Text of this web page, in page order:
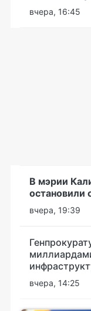
вчера, 16:45
В мэрии
остановили
вчера, 19:39
вчера, 14:25